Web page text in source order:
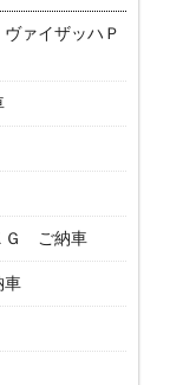
ァイザッハＰ
Ｇ ご納車